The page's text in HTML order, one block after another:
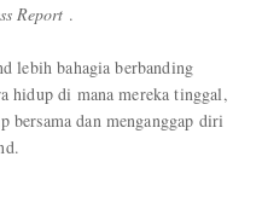
Report .
lebih bahagia berbanding
hidup di mana mereka tinggal,
bersama dan menganggap diri